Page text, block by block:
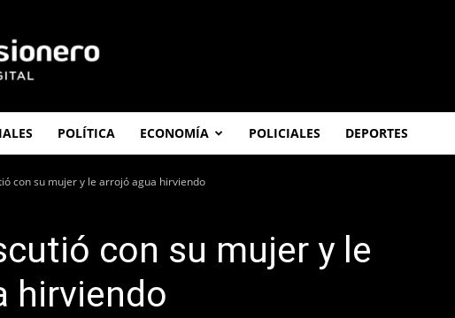
POLÍTICA ECONOMÍA POLICIALES DEPORTES
con su mujer y le arrojó agua hirviendo
con su mujer y le
hirviendo